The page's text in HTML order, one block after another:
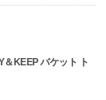
KEEP バケット ト